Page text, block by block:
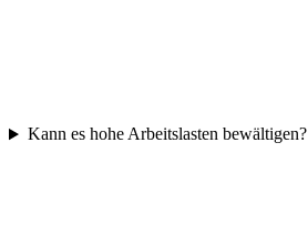
Kann es hohe Arbeitslasten bewältigen?